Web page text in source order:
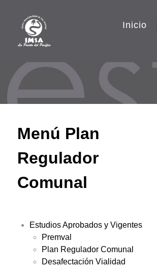
Inicio
Menú Plan
Regulador
Comunal
Estudios Aprobados y Vigentes
Premval
Plan Regulador Comunal
Desafectación Vialidad